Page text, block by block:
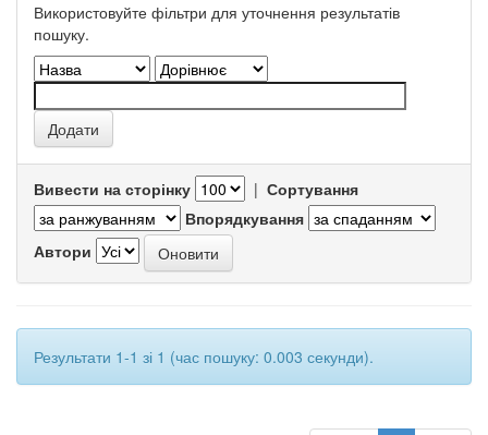
Використовуйте фільтри для уточнення результатів
пошуку.
Вивести на сторінку | Сортування
Впорядкування
Автори
Результати 1-1 зі 1 (час пошуку: 0.003 секунди).